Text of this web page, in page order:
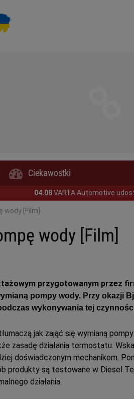
Ciekawostki
VARTA Automotive udostępnia
wody [Film]
wody [Film]
przygotowanym przez
pompy wody. Przy okazji
wykonywania tej
jak zająć się wymianą
zasadę działania termostatu.
doświadczonym mechanikom.
produkty są testowane w Diesel
działania.